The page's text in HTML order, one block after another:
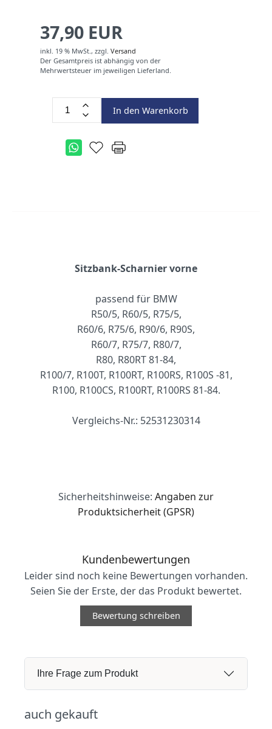
37,90 EUR
inkl. 19 % MwSt., zzgl. Versand
Der Gesamtpreis ist abhängig von der
Mehrwertsteuer im jeweiligen Lieferland.
In den Warenkorb
Sitzbank-Scharnier vorne
passend für BMW
R50/5, R60/5, R75/5,
R60/6, R75/6, R90/6, R90S,
R60/7, R75/7, R80/7,
R80, R80RT 81-84,
R100/7, R100T, R100RT, R100RS, R100S -81,
R100, R100CS, R100RT, R100RS 81-84.
Vergleichs-Nr.: 52531230314
Sicherheitshinweise: Angaben zur
Produktsicherheit (GPSR)
Kundenbewertungen
Leider sind noch keine Bewertungen vorhanden.
Seien Sie der Erste, der das Produkt bewertet.
Bewertung schreiben
Ihre Frage zum Produkt
auch gekauft